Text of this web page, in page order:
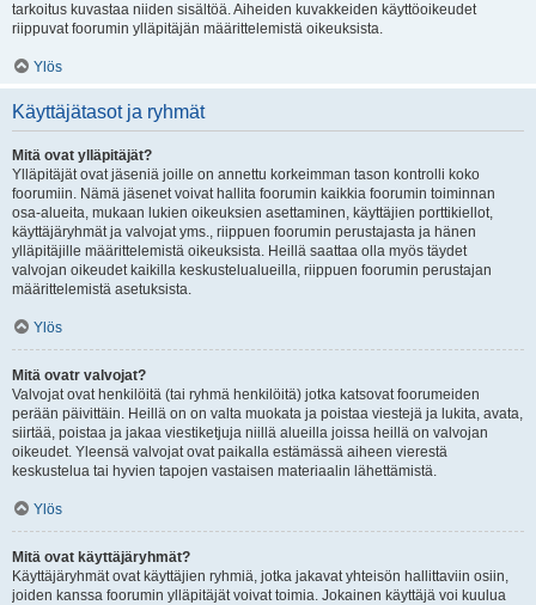
tarkoitus kuvastaa niiden sisältöä. Aiheiden kuvakkeiden käyttöoikeudet
riippuvat foorumin ylläpitäjän määrittelemistä oikeuksista.
Ylös
Käyttäjätasot ja ryhmät
Mitä ovat ylläpitäjät?
Ylläpitäjät ovat jäseniä joille on annettu korkeimman tason kontrolli koko
foorumiin. Nämä jäsenet voivat hallita foorumin kaikkia foorumin toiminnan
osa-alueita, mukaan lukien oikeuksien asettaminen, käyttäjien porttikiellot,
käyttäjäryhmät ja valvojat yms., riippuen foorumin perustajasta ja hänen
ylläpitäjille määrittelemistä oikeuksista. Heillä saattaa olla myös täydet
valvojan oikeudet kaikilla keskustelualueilla, riippuen foorumin perustajan
määrittelemistä asetuksista.
Ylös
Mitä ovatr valvojat?
Valvojat ovat henkilöitä (tai ryhmä henkilöitä) jotka katsovat foorumeiden
perään päivittäin. Heillä on on valta muokata ja poistaa viestejä ja lukita, avata,
siirtää, poistaa ja jakaa viestiketjuja niillä alueilla joissa heillä on valvojan
oikeudet. Yleensä valvojat ovat paikalla estämässä aiheen vierestä
keskustelua tai hyvien tapojen vastaisen materiaalin lähettämistä.
Ylös
Mitä ovat käyttäjäryhmät?
Käyttäjäryhmät ovat käyttäjien ryhmiä, jotka jakavat yhteisön hallittaviin osiin,
joiden kanssa foorumin ylläpitäjät voivat toimia. Jokainen käyttäjä voi kuulua